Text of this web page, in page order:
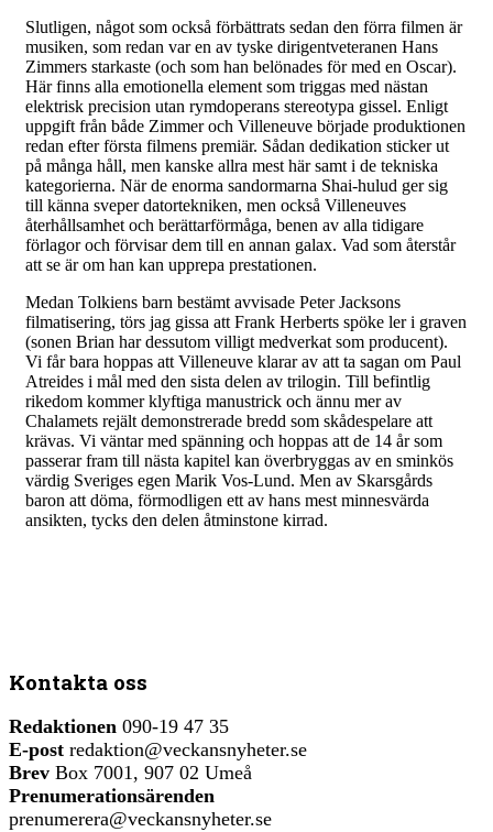
Slutligen, något som också förbättrats sedan den förra filmen är
musiken, som redan var en av tyske dirigentveteranen Hans
Zimmers starkaste (och som han belönades för med en Oscar).
Här finns alla emotionella element som triggas med nästan
elektrisk precision utan rymdoperans stereotypa gissel. Enligt
uppgift från både Zimmer och Villeneuve började produktionen
redan efter första filmens premiär. Sådan dedikation sticker ut
på många håll, men kanske allra mest här samt i de tekniska
kategorierna. När de enorma sandormarna Shai-hulud ger sig
till känna sveper datortekniken, men också Villeneuves
återhållsamhet och berättarförmåga, benen av alla tidigare
förlagor och förvisar dem till en annan galax. Vad som återstår
att se är om han kan upprepa prestationen.
Medan Tolkiens barn bestämt avvisade Peter Jacksons
filmatisering, törs jag gissa att Frank Herberts spöke ler i graven
(sonen Brian har dessutom villigt medverkat som producent).
Vi får bara hoppas att Villeneuve klarar av att ta sagan om Paul
Atreides i mål med den sista delen av trilogin. Till befintlig
rikedom kommer klyftiga manustrick och ännu mer av
Chalamets rejält demonstrerade bredd som skådespelare att
krävas. Vi väntar med spänning och hoppas att de 14 år som
passerar fram till nästa kapitel kan överbryggas av en sminkös
värdig Sveriges egen Marik Vos-Lund. Men av Skarsgårds
baron att döma, förmodligen ett av hans mest minnesvärda
ansikten, tycks den delen åtminstone kirrad.
Kontakta oss
Redaktionen 090-19 47 35
E-post redaktion@veckansnyheter.se
Brev Box 7001, 907 02 Umeå
Prenumerationsärenden
prenumerera@veckansnyheter.se